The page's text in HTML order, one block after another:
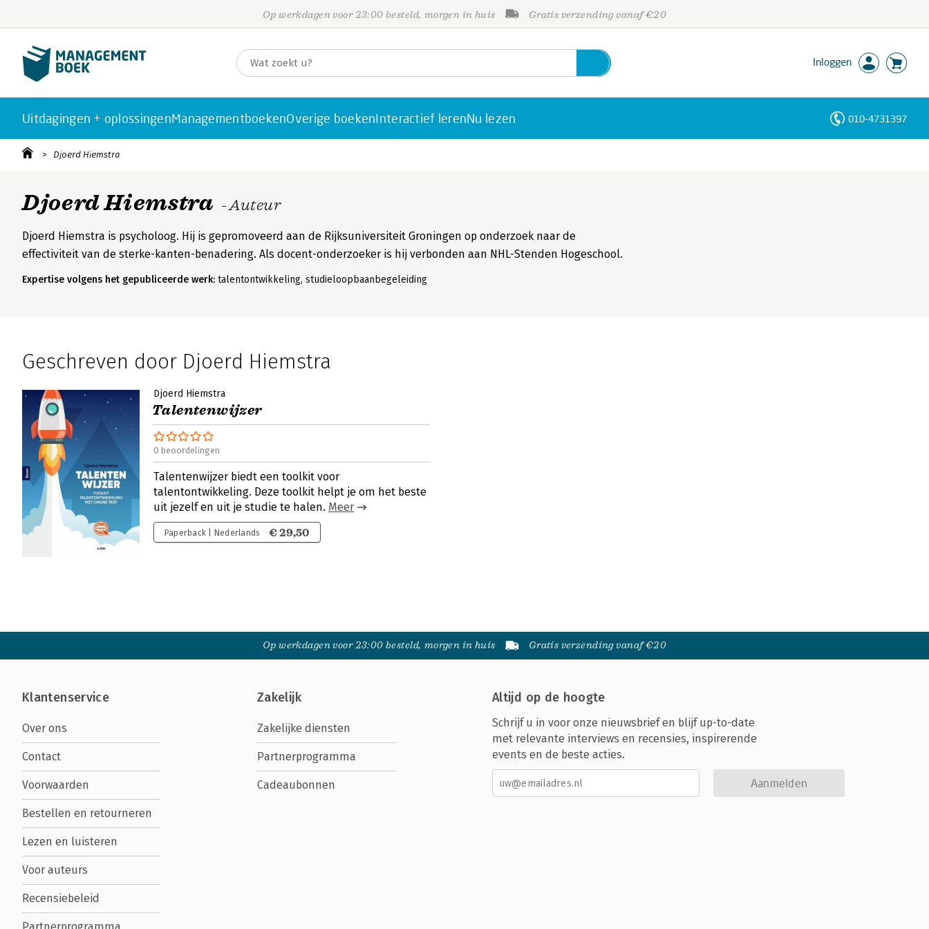
Op werkdagen voor 23:00 besteld, morgen in huis Gratis verzending vanaf €20
Inloggen
Uitdagingen + oplossingenManagementboekenOverige boekenInteractief lerenNu lezen 010-4731397
Djoerd Hiemstra
Djoerd Hiemstra - Auteur
Djoerd Hiemstra is psycholoog. Hij is gepromoveerd aan de Rijksuniversiteit Groningen op onderzoek naar de
effectiviteit van de sterke-kanten-benadering. Als docent-onderzoeker is hij verbonden aan NHL-Stenden Hogeschool.
Expertise volgens het gepubliceerde werk: talentontwikkeling, studieloopbaanbegeleiding
Geschreven door Djoerd Hiemstra
Djoerd Hiemstra
Talentenwijzer
0 beoordelingen
Talentenwijzer biedt een toolkit voor
talentontwikkeling. Deze toolkit helpt je om het beste
uit jezelf en uit je studie te halen. Meer
Paperback | Nederlands € 29,50
Op werkdagen voor 23:00 besteld, morgen in huis Gratis verzending vanaf €20
Klantenservice
Over ons
Contact
Voorwaarden
Bestellen en retourneren
Lezen en luisteren
Voor auteurs
Recensiebeleid
Zakelijk
Zakelijke diensten
Partnerprogramma
Cadeaubonnen
Altijd op de hoogte
Schrijf u in voor onze nieuwsbrief en blijf up-to-date
met relevante interviews en recensies, inspirerende
events en de beste acties.
Aanmelden
Personen